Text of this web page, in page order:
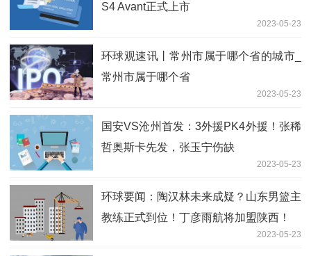
S4 Avant正式上市
2023-05-23
环球观速讯丨常州市属于哪个省的城市_
常州市属于哪个省
2023-05-23
国安VS沧州首发：3外援PK4外援！张稀
哲奥斯卡先发，张玉宁伤缺
2023-05-23
环球要闻：陶汉林未来成疑？山东男篮主
教练正式到位！丁彦雨航将加盟陕西！
2023-05-23